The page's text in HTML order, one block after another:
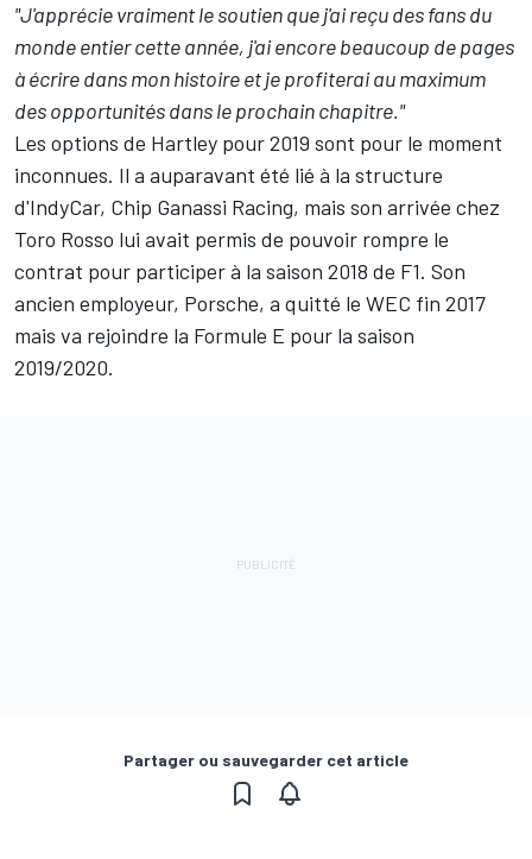
"J'apprécie vraiment le soutien que j'ai reçu des fans du
monde entier cette année, j'ai encore beaucoup de pages
à écrire dans mon histoire et je profiterai au maximum
des opportunités dans le prochain chapitre."
Les options de Hartley pour 2019 sont pour le moment
inconnues. Il a auparavant été lié à la structure
d'IndyCar, Chip Ganassi Racing, mais son arrivée chez
Toro Rosso lui avait permis de pouvoir rompre le
contrat pour participer à la saison 2018 de F1. Son
ancien employeur, Porsche, a quitté le WEC fin 2017
mais va rejoindre la Formule E pour la saison
2019/2020.
Partager ou sauvegarder cet article